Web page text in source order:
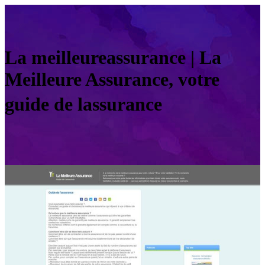
La meil­leureassu­ran­ce | La
Meilleure Assurance, votre
guide de lassurance